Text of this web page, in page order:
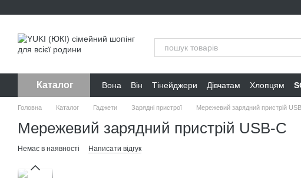
Каталог Вона Він Тінейджери Дівчатам Хлопцям
Головна Каталог Гаджети Зарядні пристрої Мережевий зарядний пристрій
Мережевий зарядний пристрій USB-C
Немає в наявності Написати відгук